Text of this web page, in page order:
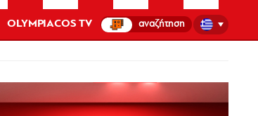
OLYMPIACOS TV